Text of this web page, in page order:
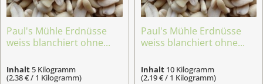
Paul's Mühle Erdnüsse
weiss blanchiert ohne...
Inhalt5 Kilogramm
(2,38 € / 1 Kilogramm)
Paul's Mühle Erdnüsse
weiss blanchiert ohne...
Inhalt 10 Kilogramm
(2,19 € / 1 Kilogramm)